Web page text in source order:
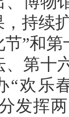
持续
节”和
、第十
“欢乐
发挥